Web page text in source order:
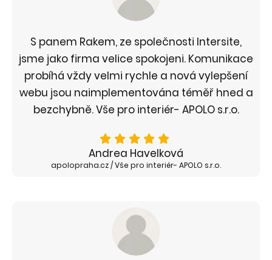
S panem Rakem, ze společnosti Intersite,
jsme jako firma velice spokojeni. Komunikace
probíhá vždy velmi rychle a nová vylepšení
webu jsou naimplementována téměř hned a
bezchybně. Vše pro interiér- APOLO s.r.o.
Andrea Havelková
apolopraha.cz / Vše pro interiér- APOLO s.r.o.